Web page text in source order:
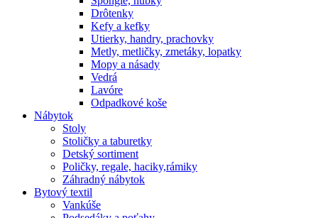
Drôtenky
Kefy a kefky
Utierky, handry, prachovky
Metly, metličky, zmetáky, lopatky
Mopy a násady
Vedrá
Lavóre
Odpadkové koše
Nábytok
Stoly
Stoličky a taburetky
Detský sortiment
Poličky, regale, haciky,rámiky
Záhradný nábytok
Bytový textil
Vankúše